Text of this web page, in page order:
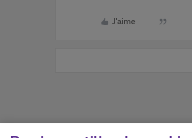
J'aime